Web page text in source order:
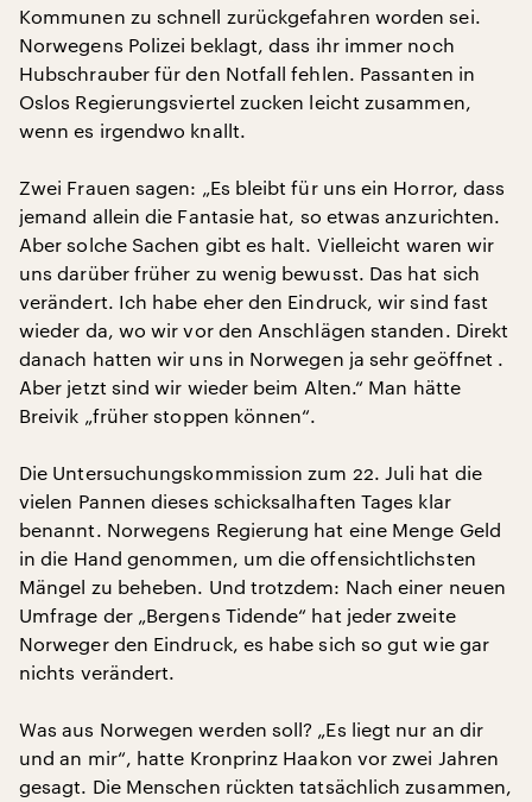
Kommunen zu schnell zurückgefahren worden sei.
Norwegens Polizei beklagt, dass ihr immer noch
Hubschrauber für den Notfall fehlen. Passanten in
Oslos Regierungsviertel zucken leicht zusammen,
wenn es irgendwo knallt.
Zwei Frauen sagen: „Es bleibt für uns ein Horror, dass
jemand allein die Fantasie hat, so etwas anzurichten.
Aber solche Sachen gibt es halt. Vielleicht waren wir
uns darüber früher zu wenig bewusst. Das hat sich
verändert. Ich habe eher den Eindruck, wir sind fast
wieder da, wo wir vor den Anschlägen standen. Direkt
danach hatten wir uns in Norwegen ja sehr geöffnet .
Aber jetzt sind wir wieder beim Alten.“ Man hätte
Breivik „früher stoppen können“.
Die Untersuchungskommission zum 22. Juli hat die
vielen Pannen dieses schicksalhaften Tages klar
benannt. Norwegens Regierung hat eine Menge Geld
in die Hand genommen, um die offensichtlichsten
Mängel zu beheben. Und trotzdem: Nach einer neuen
Umfrage der „Bergens Tidende“ hat jeder zweite
Norweger den Eindruck, es habe sich so gut wie gar
nichts verändert.
Was aus Norwegen werden soll? „Es liegt nur an dir
und an mir“, hatte Kronprinz Haakon vor zwei Jahren
gesagt. Die Menschen rückten tatsächlich zusammen,